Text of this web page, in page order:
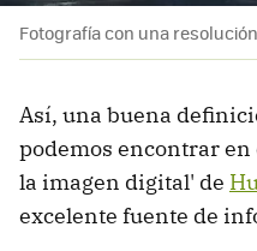
Fotografía con una
Así, una buena
podemos encontrar
la imagen digital' de
excelente fuente de